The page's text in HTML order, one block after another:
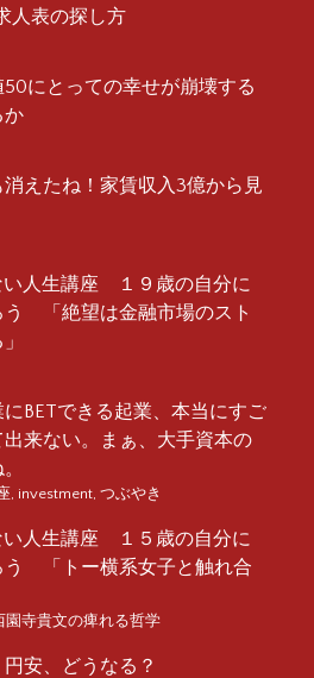
人表の探し方
にとっての幸せが崩壊する
か
えたね！家賃収入3億から見
い人生講座 １９歳の自分に
う 「絶望は金融市場のスト
BETできる起業、本当にすご
来ない。まぁ、大手資本の
investment つぶやき
い人生講座 １５歳の自分に
う 「トー横系女子と触れ合
園寺貴文の痺れる哲学
安、どうなる？